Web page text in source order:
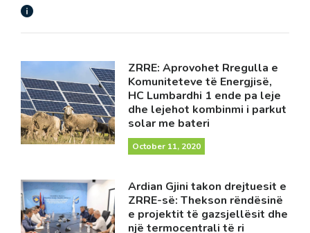
ZRRE: Aprovohet Rregulla e
Komuniteteve të Energjisë,
HC Lumbardhi 1 ende pa leje
dhe lejehot kombinmi i parkut
solar me bateri
October 11, 2020
Ardian Gjini takon drejtuesit e
ZRRE-së: Thekson rëndësinë
e projektit të gazsjellësit dhe
një termocentrali të ri